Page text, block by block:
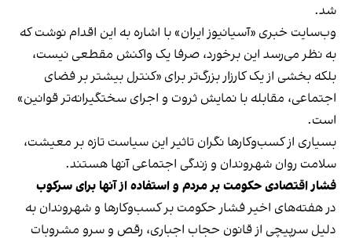
شد.
وب‌سایت خبری «آسیانیوز ایران» با اشاره به این اقدام نوشت که
به نظر می‌رسد این برخورد، صرفا یک واکنش مقطعی نیست،
بلکه بخشی از یک کارزار بزرگ‌تر برای «کنترل بیشتر بر فضای
اجتماعی، مقابله با نمایش ثروت و اجرای سختگیرانه‌تر قوانین»
است.
بسیاری از کسب‌وکارها نگران تاثیر این سیاست‌ تازه بر معیشت،
سلامت روان شهروندان و زندگی اجتماعی آنها هستند.
فشار اقتصادی حکومت بر مردم و استفاده از آنها برای سرکوب
در هفته‌های اخیر فشار حکومت بر کسب‌وکارها و شهروندان به
دلیل سرپیچی از قانون حجاب اجباری، رقص و سرو مشروبات